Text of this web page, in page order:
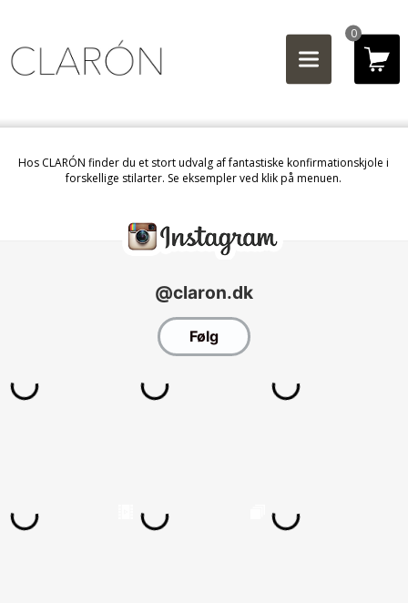
0
Hos CLARÓN finder du et stort udvalg af fantastiske konfirmationskjole i
forskellige stilarter. Se eksempler ved klik på menuen.